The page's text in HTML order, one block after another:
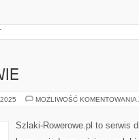
MOŻLIWOŚĆ KOMENTOWANIA
Szlaki-Rowerowe.pl to serwis